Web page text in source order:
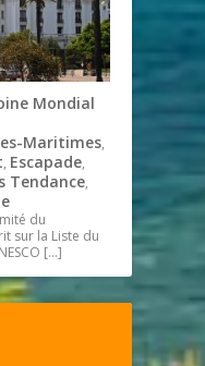
Mondial
Maritimes,
, Escapade,
Tendance,
du
sur la Liste du
[…]